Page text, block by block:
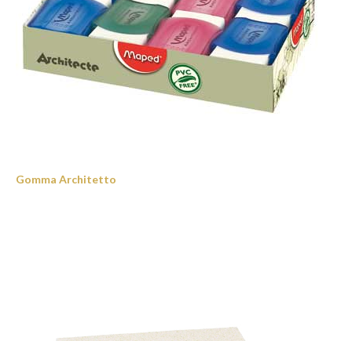
Gomma Architetto